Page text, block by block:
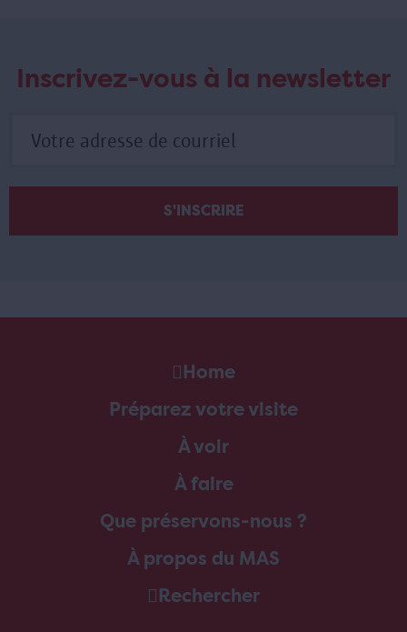
Inscrivez-vous à la newsletter
Home
Préparez votre visite
À voir
À faire
Que préservons-nous ?
À propos du MAS
Rechercher